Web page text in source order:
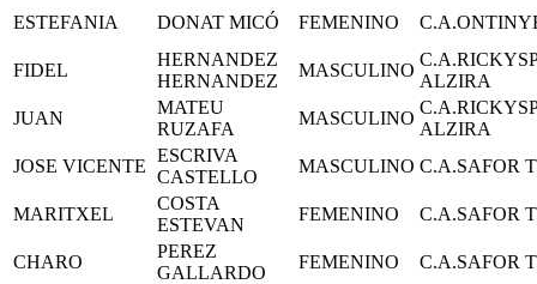
ESTEFANIA DONAT MICÓ FEMENINO
FIDEL
HERNANDEZ
HERNANDEZ
MASCULINO
ALZIRA
JUAN
MATEU
RUZAFA
MASCULINO
ALZIRA
JOSE VICENTE
ESCRIVA
CASTELLO
MASCULINO C.A.SAFOR
MARITXEL
COSTA
ESTEVAN
FEMENINO C.A.SAFOR
CHARO
PEREZ
GALLARDO
FEMENINO C.A.SAFOR